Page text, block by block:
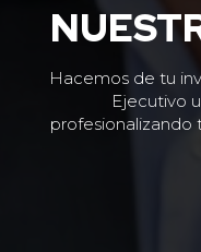
Hacemos de tu
Ejecutivo
profesionalizando